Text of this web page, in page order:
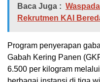
Baca Juga :
Rekrutmen KAI
Program penyerapan
Gabah Kering Panen
6.500 per kilogram